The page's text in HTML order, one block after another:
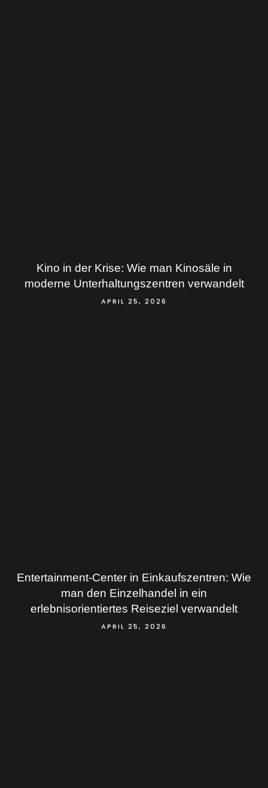
Kino in der Krise: Wie man Kinosäle in
moderne Unterhaltungszentren verwandelt
APRIL 25, 2026
Entertainment-Center in Einkaufszentren: Wie
man den Einzelhandel in ein
erlebnisorientiertes Reiseziel verwandelt
APRIL 25, 2026